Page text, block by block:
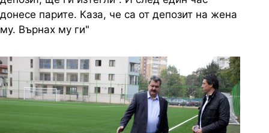
донесе парите. Каза, че са от депозит на жена
му. Върнах му ги"